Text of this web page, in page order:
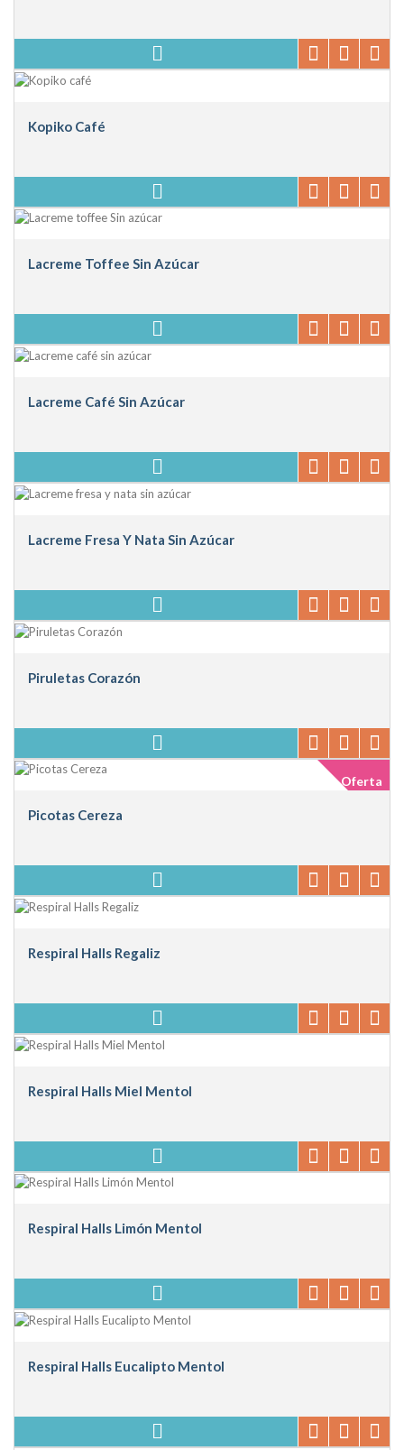
Kopiko Café
Lacreme Toffee Sin Azúcar
Lacreme Café Sin Azúcar
Lacreme Fresa Y Nata Sin Azúcar
Piruletas Corazón
Oferta
Picotas Cereza
Respiral Halls Regaliz
Respiral Halls Miel Mentol
Respiral Halls Limón Mentol
Respiral Halls Eucalipto Mentol